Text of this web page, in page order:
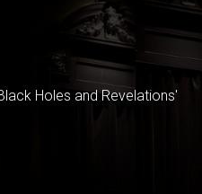
Holes and Revelations'